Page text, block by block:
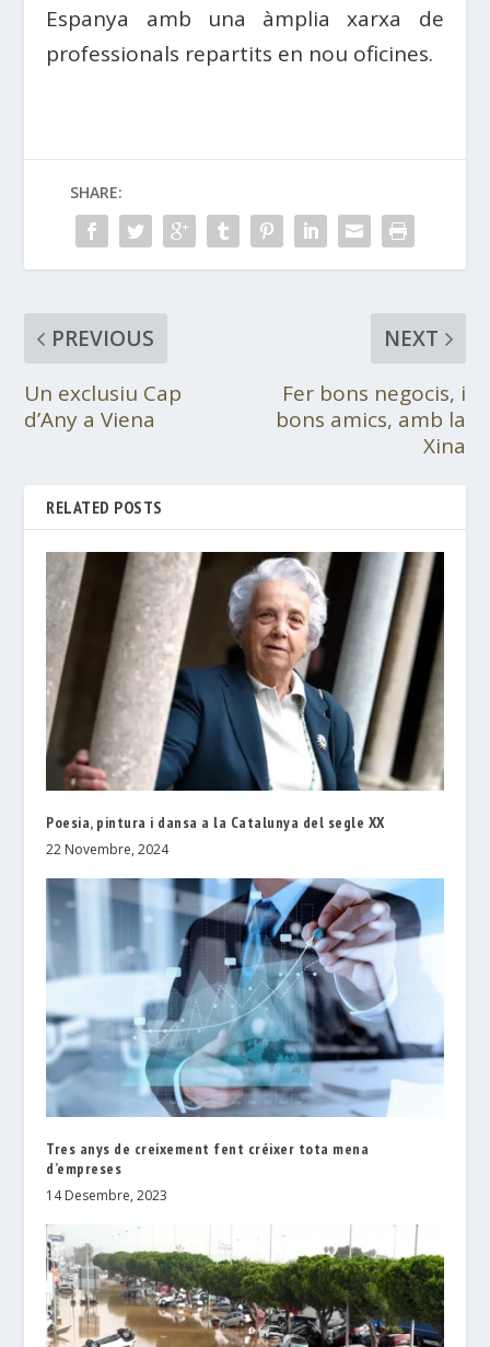
Espanya amb una àmplia xarxa de
professionals repartits en nou oficines.
SHARE:
PREVIOUS
Un exclusiu Cap
d’Any a Viena
NEXT
Fer bons negocis, i
bons amics, amb la
Xina
RELATED POSTS
Poesia, pintura i dansa a la Catalunya del segle XX
22 Novembre, 2024
Tres anys de creixement fent créixer tota mena
d’empreses
14 Desembre, 2023